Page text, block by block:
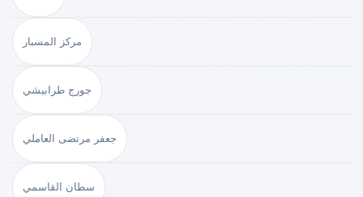
مركز المسبار
جورج طرابيشي
جعفر مرتضى العاملي
سطان القاسمي